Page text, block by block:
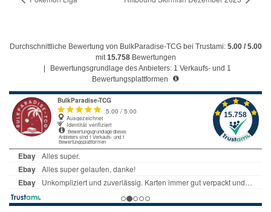
Durchschnittliche Bewertung von BulkParadise-TCG bei Trustami: 5.00 / 5.00
mit15.758 Bewertungen
Bewertungsgrundlage des Anbieters: 1 Verkaufs- und 1
Bewertungsplattformen